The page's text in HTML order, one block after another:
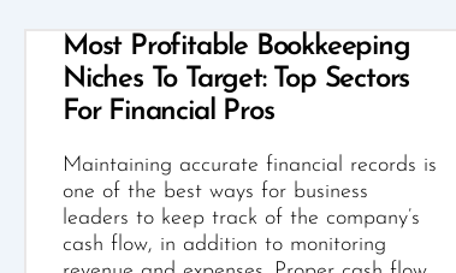
Most Profitable Bookkeeping
Niches To Target: Top Sectors
For Financial Pros
Maintaining accurate financial records is
one of the best ways for business
leaders to keep track of the company’s
cash flow, in addition to monitoring